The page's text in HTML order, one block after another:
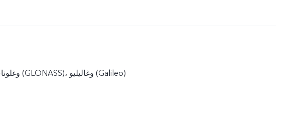
جي بي إس (GPS)، بايدو (BeiDou)، وغلوناس (GLONASS)، وغاليليو (Galileo)